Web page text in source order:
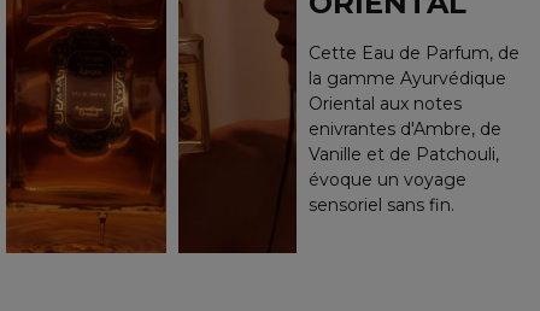
Cette Eau de Parfum, de
la gamme Ayurvédique
Oriental aux notes
enivrantes d'Ambre, de
Vanille et de Patchouli,
évoque un voyage
sensoriel sans fin.